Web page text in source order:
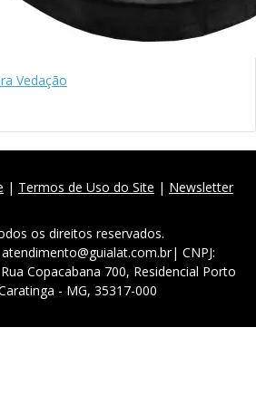
Vedação
| Termos de Uso do Site | Newsletter
os direitos reservados.
CNPJ:
Copacabana 700, Residencial Porto
- MG, 35317-000